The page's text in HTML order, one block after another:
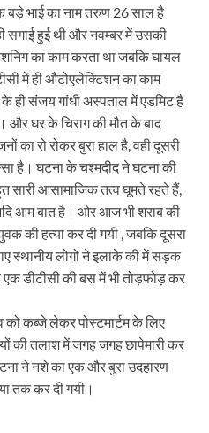
भाई का नाम तरुण 26 साल है
सगाई हुई थी और नवम्बर में उसकी
का काम करता था जबकि घायल
में ही औटोएलेक्टिशन का काम
ही संजय गांधी अस्पताल में एडमिट है
और घर के चिराग की मौत के बाद
का रो रोकर बुरा हाल है, वही दूसरी
है। घटना के चश्मदीद ने घटना की
सारी आसामाजिक तत्व घूमते रहते हैं,
आम बात है। ओर आज भी शराब की
की हत्या कर दी गयी , जबकि दूसरा
स्थानीय लोगो ने इलाके की में सड़क
डीटीसी की बस में भी तोड़फोड़ कर
को कब्जे लेकर पोस्टमार्टम के लिए
की तलाश में जगह जगह छापेमारी कर
ने नशे का एक और बुरा उदहारण
तक कर दी गयी।